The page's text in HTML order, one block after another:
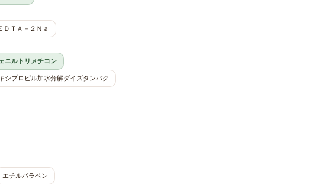
ＤＴＡ－２Ｎａ
ニルトリメチコン
シプロピル加水分解ダイズタンパク
エチルパラベン